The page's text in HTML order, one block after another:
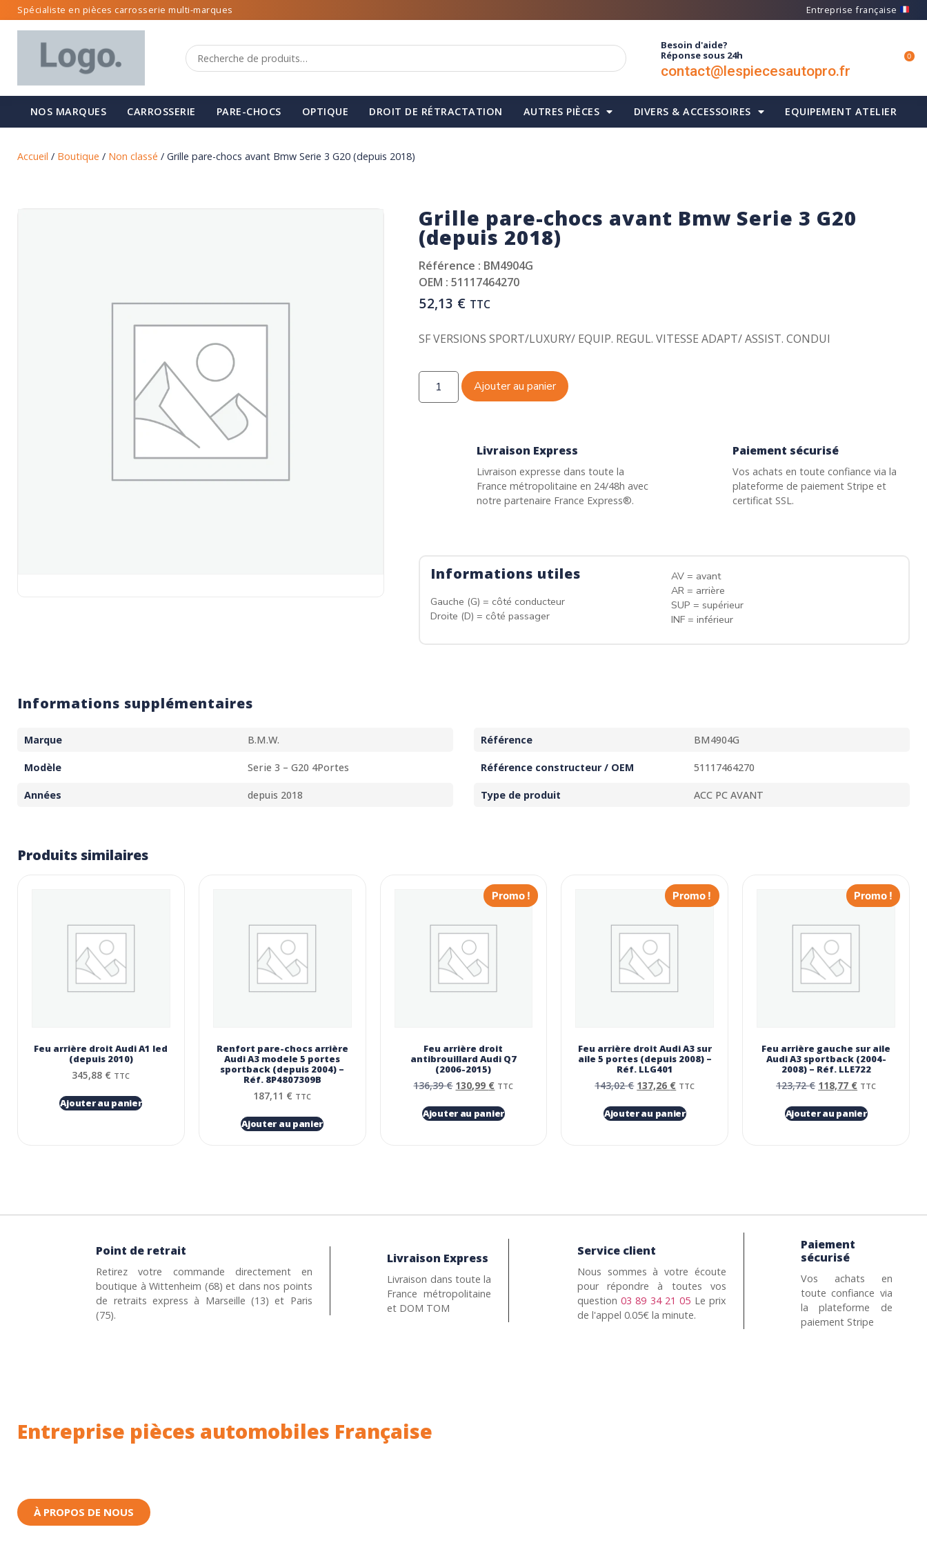
Spécialiste en pièces carrosserie multi-marques Entreprise française
Besoin d'aide?
Réponse sous 24h
contact@lespiecesautopro.fr
0
NOS MARQUES CARROSSERIE PARE-CHOCS OPTIQUE DROIT DE RÉTRACTATION AUTRES PIÈCES DIVERS & ACCESSOIRES EQUIPEMENT ATELIER
Accueil / Boutique / Non classé / Grille pare-chocs avant Bmw Serie 3 G20 (depuis 2018)
Grille pare-chocs avant Bmw Serie 3 G20
(depuis 2018)
Référence : BM4904G
OEM : 51117464270
52,13 € TTC
SF VERSIONS SPORT/LUXURY/ EQUIP. REGUL. VITESSE ADAPT/ ASSIST. CONDUI
Ajouter au panier
Livraison Express
Livraison expresse dans toute la
France métropolitaine en 24/48h avec
notre partenaire France Express®.
Paiement sécurisé
Vos achats en toute confiance via la
plateforme de paiement Stripe et
certificat SSL.
Informations utiles
Gauche (G) = côté conducteur
Droite (D) = côté passager
AV = avant
AR = arrière
SUP = supérieur
INF = inférieur
Informations supplémentaires
Marque B.M.W. Référence BM4904G
Modèle Serie 3 – G20 4Portes Référence constructeur / OEM 51117464270
Années depuis 2018 Type de produit ACC PC AVANT
Produits similaires
Feu arrière droit Audi A1 led
(depuis 2010)
345,88 € TTC
Ajouter au panier
Renfort pare-chocs arrière
Audi A3 modele 5 portes
sportback (depuis 2004) –
Réf. 8P4807309B
187,11 € TTC
Ajouter au panier
Promo !
Feu arrière droit
antibrouillard Audi Q7
(2006-2015)
136,39€ 130,99 € TTC
Ajouter au panier
Promo !
Feu arrière droit Audi A3 sur
aile 5 portes (depuis 2008) –
Réf. LLG401
143,02€ 137,26 € TTC
Ajouter au panier
Promo !
Feu arrière gauche sur aile
Audi A3 sportback (2004-
2008) – Réf. LLE722
123,72€ 118,77 € TTC
Ajouter au panier
Point de retrait
Retirez votre commande directement en
boutique à Wittenheim (68) et dans nos points
de retraits express à Marseille (13) et Paris
(75).
Livraison Express
Livraison dans toute la
France métropolitaine
et DOM TOM
Service client
Nous sommes à votre écoute
pour répondre à toutes vos
question03 89 34 21 05 Le prix
de l'appel 0.05€ la minute.
Paiement
sécurisé
Vos achats en
toute confiance via
la plateforme de
paiement Stripe
Entreprise pièces automobiles Française
À PROPOS DE NOUS